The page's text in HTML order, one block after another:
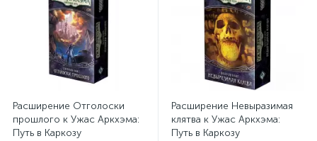
Расширение Отголоски
прошлого к Ужас Аркхэма:
Путь в Каркозу
Расширение Невыразимая
клятва к Ужас Аркхэма:
Путь в Каркозу